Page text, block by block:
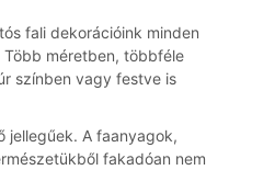
fali dekorációink minden
méretben, többféle
színben vagy festve is
jellegűek. A faanyagok,
fakadóan nem